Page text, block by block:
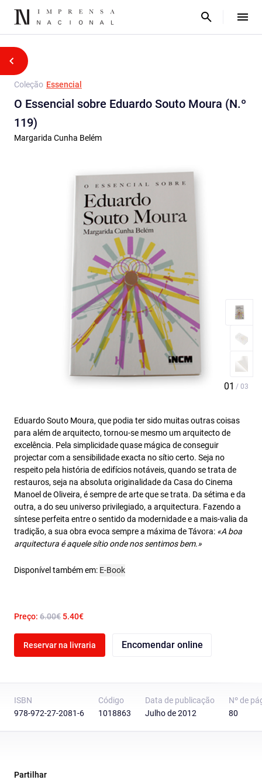
Coleção Essencial
O Essencial sobre Eduardo Souto Moura (N.º
119)
Margarida Cunha Belém
Eduardo Souto Moura, que podia ter sido muitas outras coisas
para além de arquitecto, tornou-se mesmo um arquitecto de
excelência. Pela simplicidade quase mágica de conseguir
projectar com a sensibilidade exacta no sítio certo. Seja no
respeito pela história de edifícios notáveis, quando se trata de
restauros, seja na absoluta originalidade da Casa do Cinema
Manoel de Oliveira, é sempre de arte que se trata. Da sétima e da
outra, a do seu universo privilegiado, a arquitectura. Fazendo a
síntese perfeita entre o sentido da modernidade e a mais-valia da
tradição, a sua obra evoca sempre a máxima de Távora: «A boa
arquitectura é aquele sítio onde nos sentimos bem.»
Disponível também em: E-Book
Preço: 6.00€ 5.40€
Reservar na livraria Encomendar online
ISBN
978-972-27-2081-6
Código
1018863
Data de publicação
Julho de 2012
Nº de
80
Partilhar